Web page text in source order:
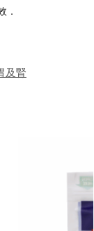
．
及腎